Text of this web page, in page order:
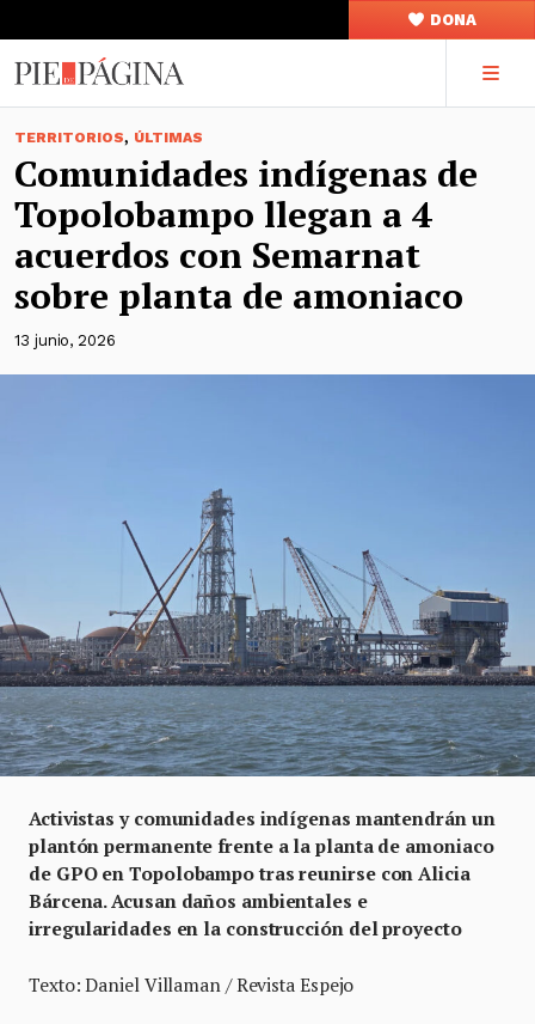
DONA
TERRITORIOS, ÚLTIMAS
Comunidades indígenas de
Topolobampo llegan a 4
acuerdos con Semarnat
sobre planta de amoniaco
13 junio, 2026
Activistas y comunidades indígenas mantendrán un
plantón permanente frente a la planta de amoniaco
de GPO en Topolobampo tras reunirse con Alicia
Bárcena. Acusan daños ambientales e
irregularidades en la construcción del proyecto
Texto: Daniel Villaman / Revista Espejo